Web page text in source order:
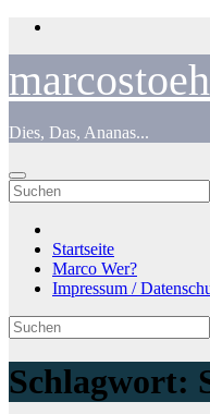
Zum
Dies, Das, Ananas...
Startseite
Marco Wer?
Impressum /
Schlagwort: